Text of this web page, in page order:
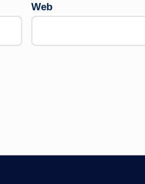
Web